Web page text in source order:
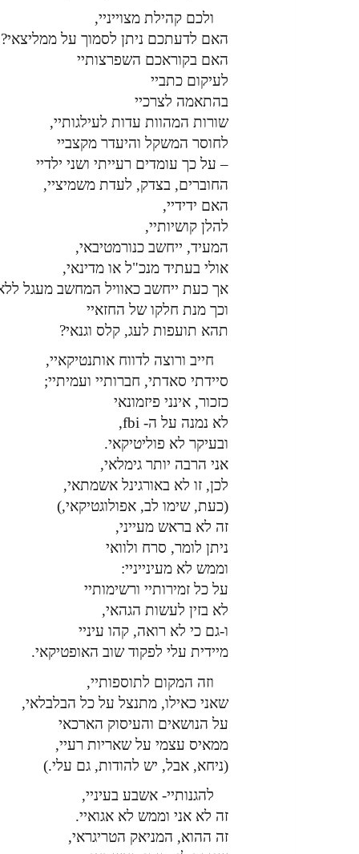
ולכם קהילת מצוייניי,
האם לדעתכם ניתן לסמוך על ממליצאי?
האם בקוראכם השפרצותיי
לעיקום כתביי
בהתאמה לצרכיי
שורות המהוות עדות לעילגותיי,
לחוסר המשקל והיעדר מקצביי
– על כך עומדים רעייתי ושני ילדיי
החוברים, בצדק, לעדת משמיציי,
האם ידידיי,
להלן קושיותיי,
המעיד, ייחשב כנורמטיבאי,
אולי בעתיד מנכ"ל או מדינאי,
אך כעת ייחשב כאוויל המחשב מעגל
וכך מנת חלקו של החזאיי
תהא תועפות לעג, קלס וגנאי?
חייב ורוצה לדווח אותנטיקאיי,
סיידתי סאדתי, חברותיי ועמיתיי;
כזכור, אינני פיזמונאי
לא נמנה על ה- fbi,
ובעיקר לא פוליטיקאי.
אני הרבה יותר גימלאי,
לכן, זו לא באורגינל אשמתאי,
(כעת, שימו לב, אפולוגטיקאי,)
זה לא בראש מעייני,
ניתן לומר, סרח ולוואי
וממש לא מעינייניי:
על כל זמירותיי ורשימותיי
לא בזין לעשות הגהאי,
ו-גם כי לא רואה, קהו עיניי
מיידית עלי לפקוד שוב האופטיקאי.
וזה המקום לתוספותיי,
שאני כאילו, מתנצל על כל הבלבלאי,
על הנושאים והעיסוק הארכאי
ממאיס עצמי על שאריות רעיי,
(ניחא, אבל, יש להודות, גם עלי.)
להגנותיי- אשבע בעיניי,
זה לא אני וממש לא אגואיי.
זה ההוא, המניאק הטריגראי,